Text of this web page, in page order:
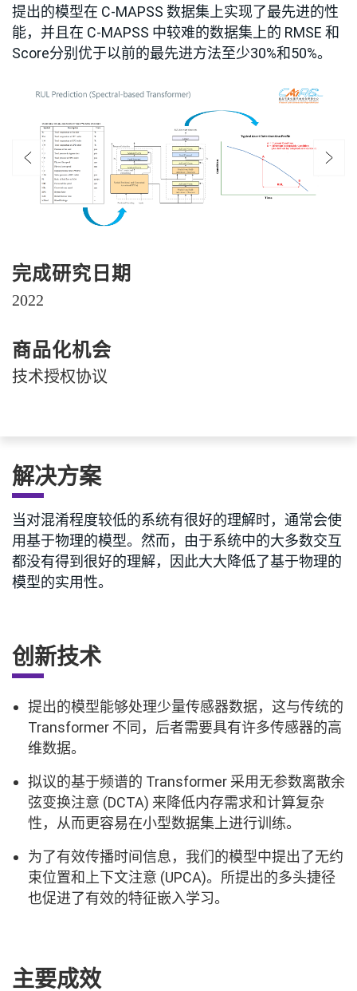
提出的模型在 C-MAPSS 数据集上实现了最先进的性
能，并且在 C-MAPSS 中较难的数据集上的 RMSE 和
Score分别优于以前的最先进方法至少30%和50%。
完成研究日期
2022
商品化机会
技术授权协议
解决方案
当对混淆程度较低的系统有很好的理解时，通常会使
用基于物理的模型。然而，由于系统中的大多数交互
都没有得到很好的理解，因此大大降低了基于物理的
模型的实用性。
创新技术
提出的模型能够处理少量传感器数据，这与传统的
Transformer 不同，后者需要具有许多传感器的高
维数据。
拟议的基于频谱的 Transformer 采用无参数离散余
弦变换注意 (DCTA) 来降低内存需求和计算复杂
性，从而更容易在小型数据集上进行训练。
为了有效传播时间信息，我们的模型中提出了无约
束位置和上下文注意 (UPCA)。所提出的多头捷径
也促进了有效的特征嵌入学习。
主要成效